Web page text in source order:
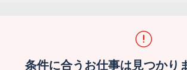
条件に合うお仕事は見つかり